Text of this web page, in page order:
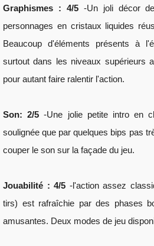
Graphismes : 4/5 -Un joli décor
personnages en cristaux liquides
Beaucoup d'éléments présents à
surtout dans les niveaux supérieurs
pour autant faire ralentir l'action.
Son: 2/5 -Une jolie petite intro en
soulignée que par quelques bips pas
couper le son sur la façade du jeu.
Jouabilité : 4/5 -l'action assez
tirs) est rafraîchie par des phases
amusantes. Deux modes de jeu